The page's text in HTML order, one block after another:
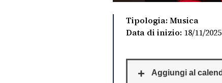
MONACO
Tipologia: Musica
Data di inizio: 18/11/2025